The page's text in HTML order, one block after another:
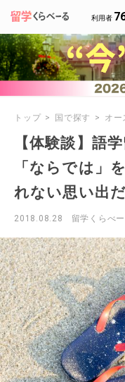
利用者
トップ 国で探す オー
【体験談】語
「ならでは」
れない思い出
2018.08.28 留学くらべ